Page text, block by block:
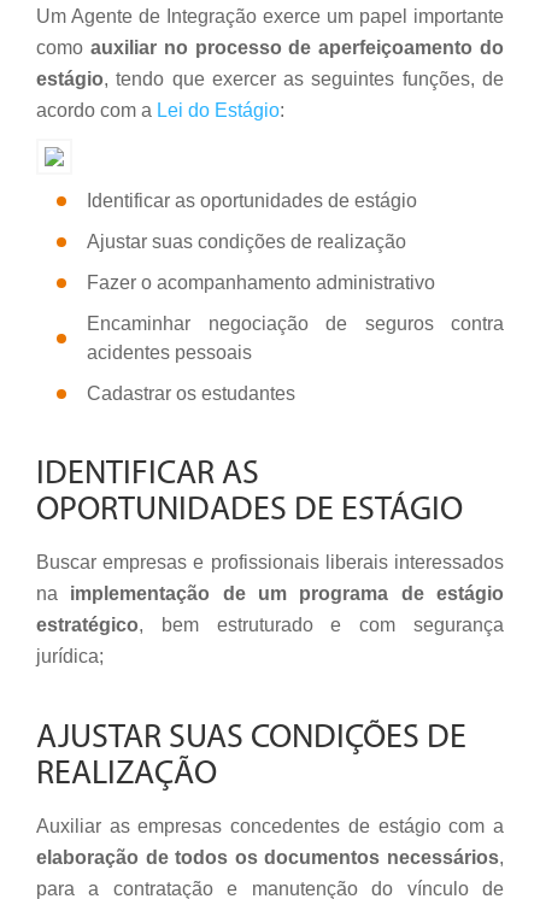
Um Agente de Integração exerce um papel importante
como auxiliar no processo de aperfeiçoamento do
estágio, tendo que exercer as seguintes funções, de
acordo com a Lei do Estágio:
Identificar as oportunidades de estágio
Ajustar suas condições de realização
Fazer o acompanhamento administrativo
Encaminhar negociação de seguros contra
acidentes pessoais
Cadastrar os estudantes
IDENTIFICAR AS
OPORTUNIDADES DE ESTÁGIO
Buscar empresas e profissionais liberais interessados
na implementação de um programa de estágio
estratégico, bem estruturado e com segurança
jurídica;
AJUSTAR SUAS CONDIÇÕES DE
REALIZAÇÃO
Auxiliar as empresas concedentes de estágio com a
elaboração de todos os documentos necessários,
para a contratação e manutenção do vínculo de